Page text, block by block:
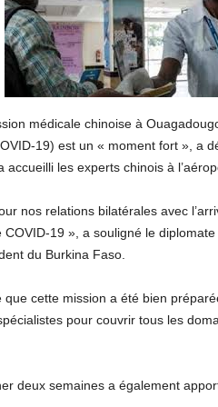
N
médicale chinoise à
19) est un « moment fort », a
les experts chinois à
nos relations bilatérales avec
19 », a souligné le
du Burkina Faso.
que cette mission a été bien
pour couvrir tous les
deux semaines a également